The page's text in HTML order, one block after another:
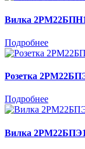
Вилка
Подробнее
Розетка
Подробнее
Вилка